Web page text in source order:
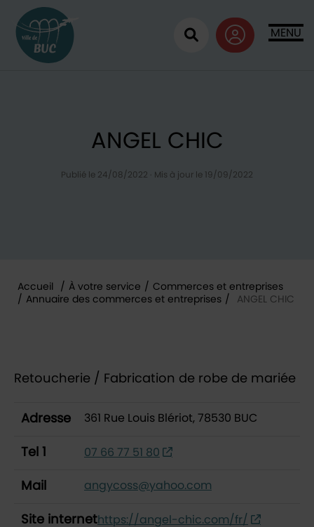
MENU
Ouvrir la
ANGEL CHIC
Publié le 24/08/2022 · Mis à jour le 19/09/2022
Accueil / À votre service / Commerces et entreprises
/ Annuaire des commerces et entreprises / ANGEL CHIC
Retoucherie / Fabrication de robe de mariée
Adresse 361 Rue Louis Blériot, 78530 BUC
Tel 1 07 66 77 51 80
Mail angycoss@yahoo.com
Site internethttps://angel-chic.com/fr/